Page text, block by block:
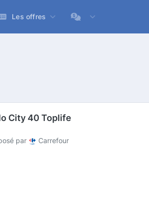
Les offres
City 40 Toplife
par Carrefour